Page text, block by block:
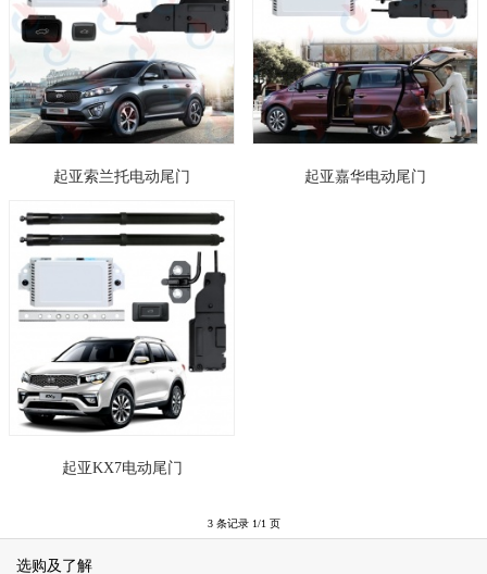
起亚索兰托电动尾门 起亚嘉华电动尾门
起亚KX7电动尾门
3 条记录 1/1 页
选购及了解